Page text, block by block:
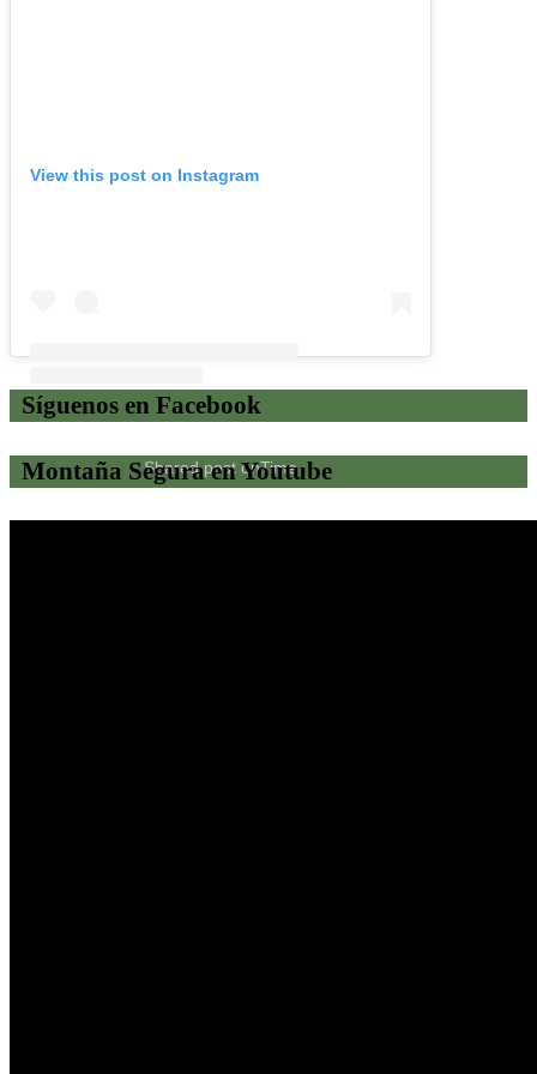
View this post on Instagram
Shared post onTime
Síguenos en Facebook
Montaña Segura en Youtube